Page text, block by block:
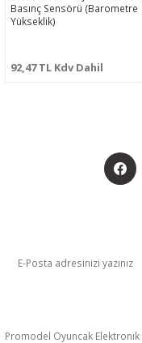
Basınç Sensörü (Barometre
Yükseklik)
92,47 TL Kdv Dahil
Promodel Oyuncak Elektronik